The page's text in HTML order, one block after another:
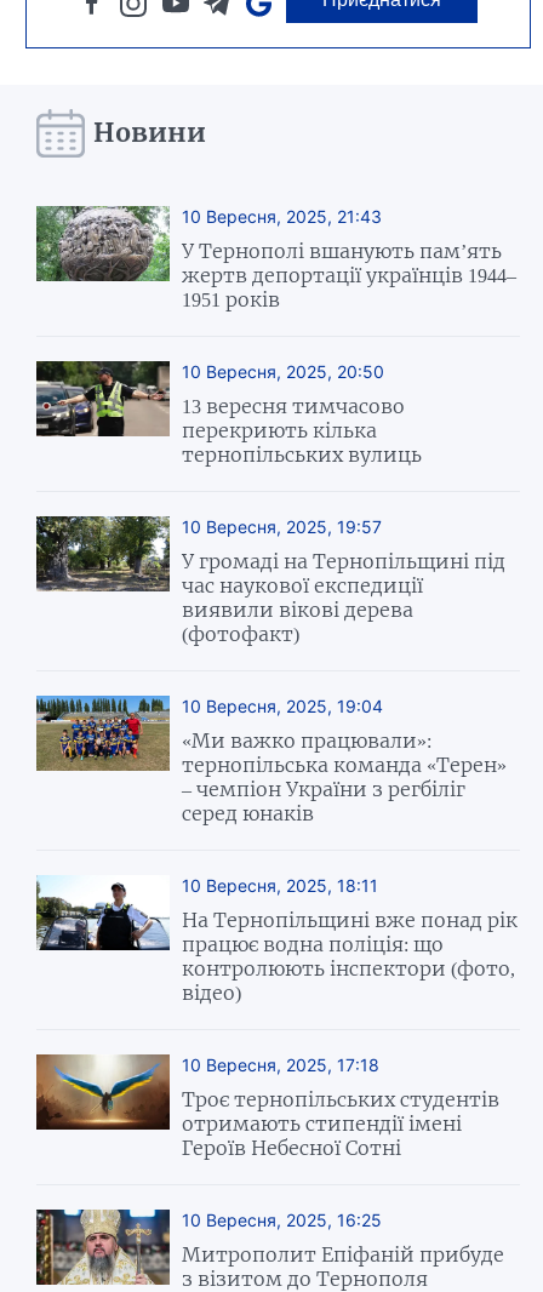
Новини
10 Вересня, 2025, 21:43
У Тернополі вшанують пам’ять
жертв депортації українців 1944–
1951 років
10 Вересня, 2025, 20:50
13 вересня тимчасово
перекриють кілька
тернопільських вулиць
10 Вересня, 2025, 19:57
У громаді на Тернопільщині під
час наукової експедиції
виявили вікові дерева
(фотофакт)
10 Вересня, 2025, 19:04
«Ми важко працювали»:
тернопільська команда «Терен»
– чемпіон України з регбіліг
серед юнаків
10 Вересня, 2025, 18:11
На Тернопільщині вже понад рік
працює водна поліція: що
контролюють інспектори (фото,
відео)
10 Вересня, 2025, 17:18
Троє тернопільських студентів
отримають стипендії імені
Героїв Небесної Сотні
10 Вересня, 2025, 16:25
Митрополит Епіфаній прибуде
з візитом до Тернополя